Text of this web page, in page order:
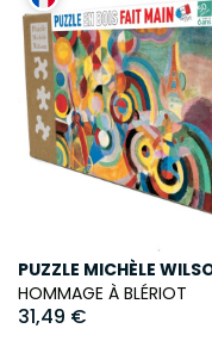
PUZZLE MICHÈLE
HOMMAGE À BLÉRIOT
31,49 €